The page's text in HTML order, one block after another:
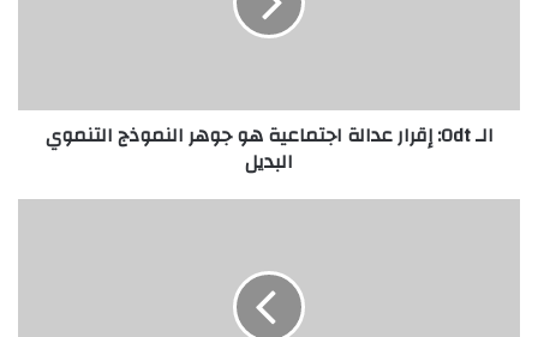
الـ Odt: إقرار عدالة اجتماعية هو جوهر النموذج التنموي
البديل